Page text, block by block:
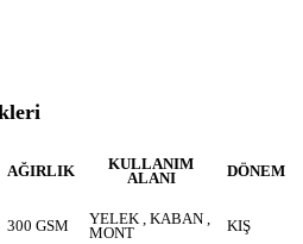
AĞIRLIK
KULLANIM
ALANI
DÖNEM
300 GSM
YELEK , KABAN ,
MONT
KIŞ